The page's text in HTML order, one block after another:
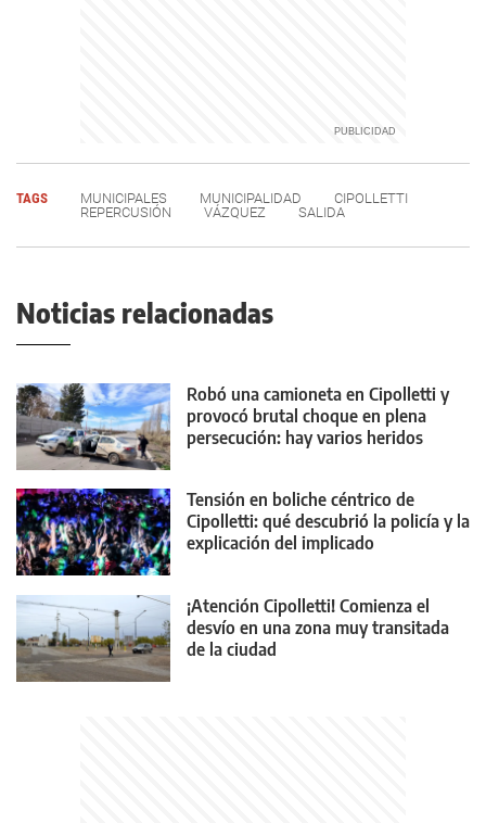
TAGS MUNICIPALES MUNICIPALIDAD
CIPOLLETTI
REPERCUSIÓN
VÁZQUEZ SALIDA
Noticias relacionadas
Robó una camioneta en Cipolletti y
provocó brutal choque en plena
persecución: hay varios heridos
Tensión en boliche céntrico de
Cipolletti: qué descubrió la policía y la
explicación del implicado
¡Atención Cipolletti! Comienza el
desvío en una zona muy transitada
de la ciudad